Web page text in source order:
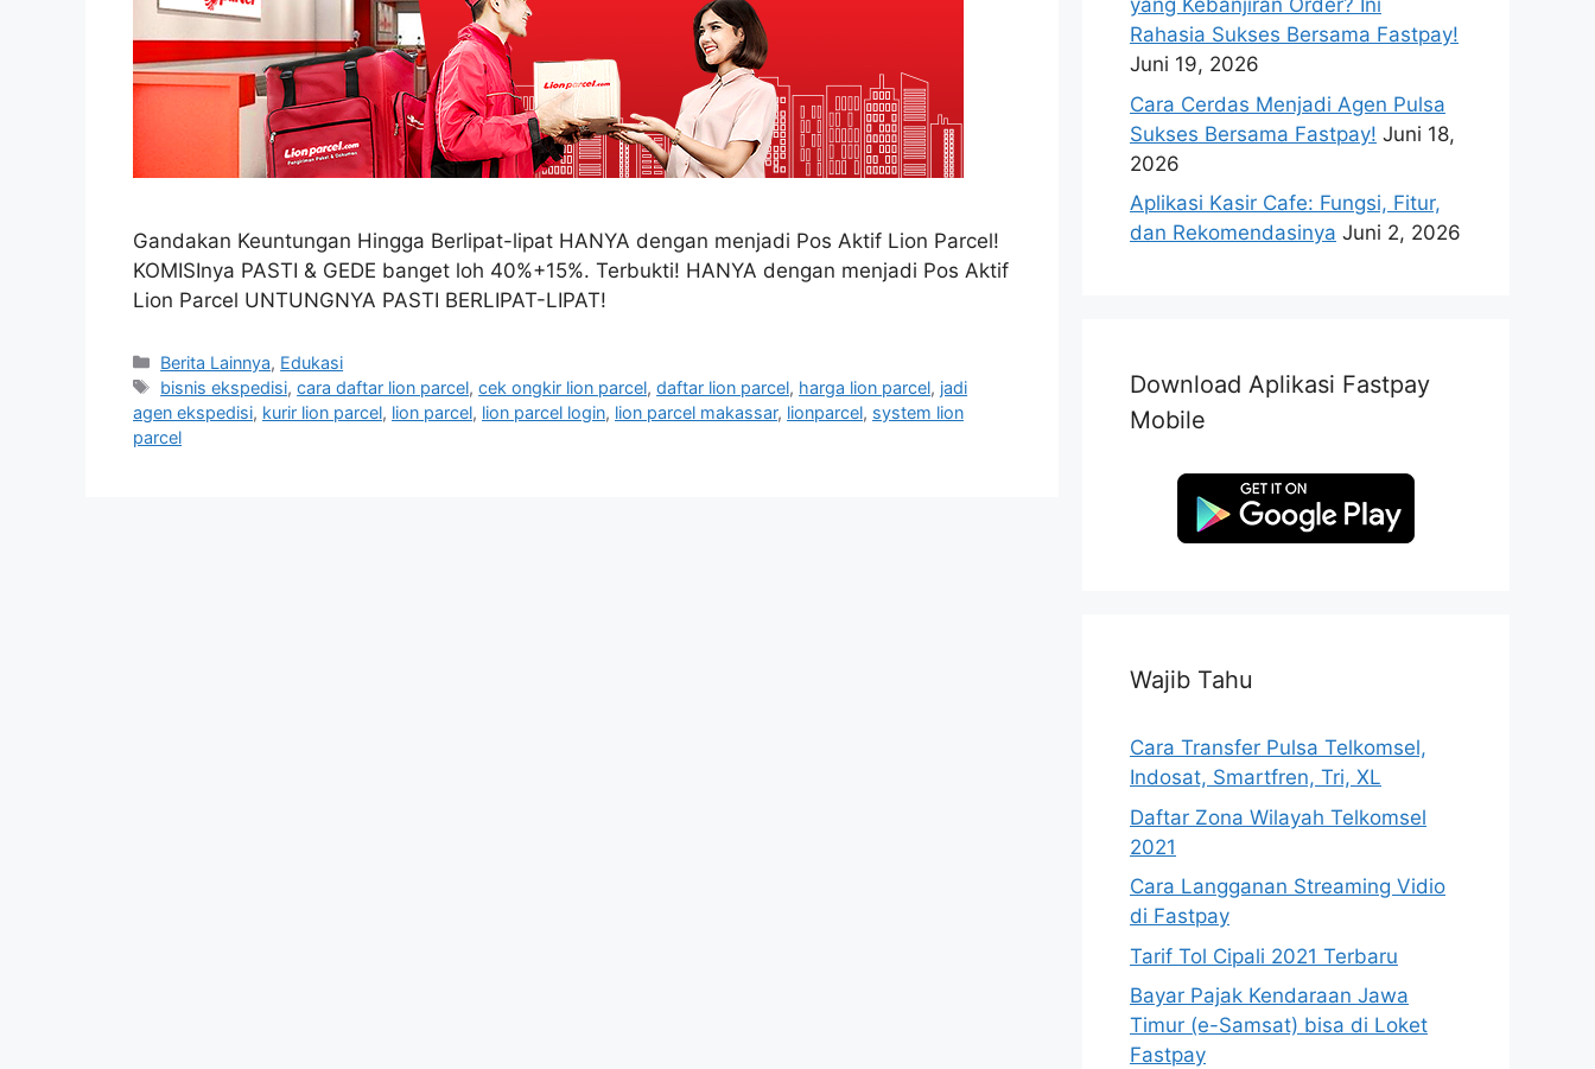
Gandakan Keuntungan Hingga Berlipat-lipat HANYA dengan menjadi Pos Aktif Lion Parcel!
KOMISInya PASTI & GEDE banget loh 40%+15%. Terbukti! HANYA dengan menjadi Pos Aktif
Lion Parcel UNTUNGNYA PASTI BERLIPAT-LIPAT!
Berita Lainnya, Edukasi
bisnis ekspedisi,cara daftar lion parcel,cek ongkir lion parcel,daftar lion parcel, harga lion parcel, jadi
agen ekspedisi, kurir lion parcel, lion parcel, lion parcel login, lion parcel makassar, lionparcel, system lion
parcel
yang Kebanjiran Order? Ini
Rahasia Sukses Bersama Fastpay!
Juni 19, 2026
Cara Cerdas Menjadi Agen Pulsa
Sukses Bersama Fastpay! Juni 18,
2026
Aplikasi Kasir Cafe: Fungsi, Fitur,
dan Rekomendasinya Juni 2, 2026
Download Aplikasi Fastpay
Mobile
Wajib Tahu
Cara Transfer Pulsa Telkomsel,
Indosat, Smartfren, Tri, XL
Daftar Zona Wilayah Telkomsel
2021
Cara Langganan Streaming Vidio
di Fastpay
Tarif Tol Cipali 2021 Terbaru
Bayar Pajak Kendaraan Jawa
Timur (e-Samsat) bisa di Loket
Fastpay